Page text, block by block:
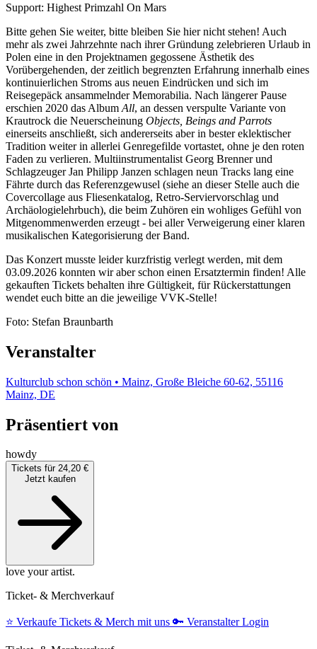
Support: Highest Primzahl On Mars
Bitte gehen Sie weiter, bitte bleiben Sie hier nicht stehen! Auch
mehr als zwei Jahrzehnte nach ihrer Gründung zelebrieren Urlaub in
Polen eine in den Projektnamen gegossene Ästhetik des
Vorübergehenden, der zeitlich begrenzten Erfahrung innerhalb eines
kontinuierlichen Stroms aus neuen Eindrücken und sich im
Reisegepäck ansammelnder Memorabilia. Nach längerer Pause
erschien 2020 das Album All, an dessen verspulte Variante von
Krautrock die Neuerscheinung Objects, Beings and Parrots
einerseits anschließt, sich andererseits aber in bester eklektischer
Tradition weiter in allerlei Genregefilde vortastet, ohne je den roten
Faden zu verlieren. Multiinstrumentalist Georg Brenner und
Schlagzeuger Jan Philipp Janzen schlagen neun Tracks lang eine
Fährte durch das Referenzgewusel (siehe an dieser Stelle auch die
Covercollage aus Fliesenkatalog, Retro-Serviervorschlag und
Archäologielehrbuch), die beim Zuhören ein wohliges Gefühl von
Mitgenommenwerden erzeugt - bei aller Verweigerung einer klaren
musikalischen Kategorisierung der Band.
Das Konzert musste leider kurzfristig verlegt werden, mit dem
03.09.2026 konnten wir aber schon einen Ersatztermin finden! Alle
gekauften Tickets behalten ihre Gültigkeit, für Rückerstattungen
wendet euch bitte an die jeweilige VVK-Stelle!
Foto: Stefan Braunbarth
Veranstalter
Kulturclub schon schön • Mainz, Große Bleiche 60-62, 55116
Mainz, DE
Präsentiert von
howdy
Tickets für 24,20 €
Jetzt kaufen
love your artist.
Ticket- & Merchverkauf
⭐️ Verkaufe Tickets & Merch mit uns 🔑 Veranstalter Login